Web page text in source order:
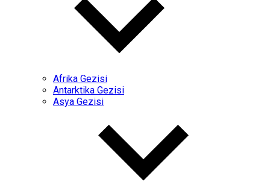
Afrika Gezisi
Antarktika Gezisi
Asya Gezisi